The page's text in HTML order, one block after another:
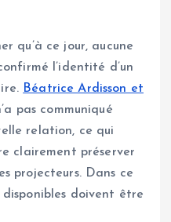
qu’à ce jour, aucune
l’identité d’un
Béatrice Ardisson et
pas communiqué
relation, ce qui
clairement préserver
projecteurs. Dans ce
doivent être